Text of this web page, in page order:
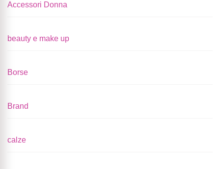
Accessori Donna
beauty e make up
Borse
Brand
calze